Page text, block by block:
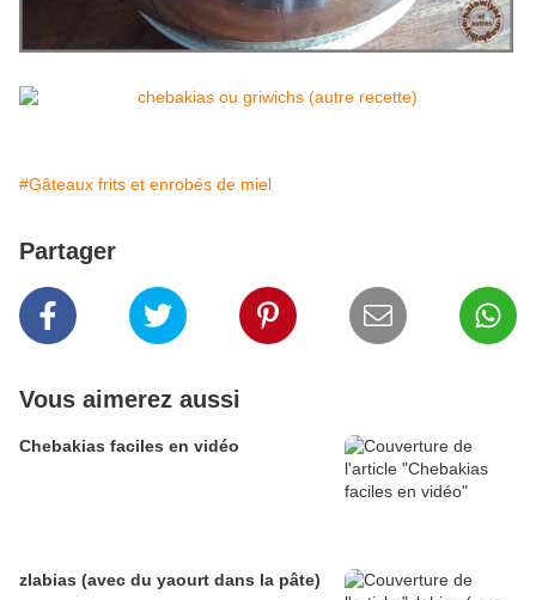
#Gâteaux frits et enrobés de miel
Partager
Vous aimerez aussi
Chebakias faciles en vidéo
zlabias (avec du yaourt dans la pâte)